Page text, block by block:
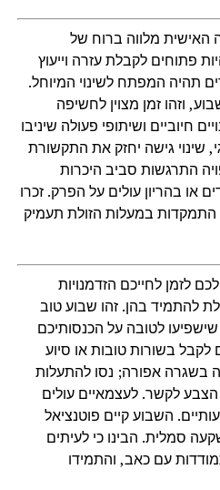
האישית מלווה ברוח של
פתוחים לקבלת עזרה וייעוץ
תהיה המפתח לשינוי המיוחל.
וזהו זמן מצוין לחשיפה
חיוביים ושיתופי פעולה שיניבו
שינוי גישה יחזק את התקשורת
התרגשות סביב היכרות
או בהריון עולים על הפרק. זכרו
התמקדות במעלות הזולת תעמיק
לזמן לחייכם הזדמנויות
להתמיד בהן. זהו שבוע טוב
לטובה על הכנסותיכם
לקבל בשורות טובות או סיוע
בשגרה אפורה; נסו להתעלות
לקשר. לעצמאיים עולים
השבוע קיים פוטנציאל
סמלית. הבינו כי לעיתים
עם כאב, והתמידו